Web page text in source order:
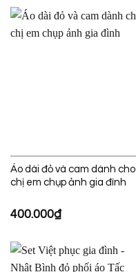
Áo dài đỏ và cam dành cho
chị em chụp ảnh gia đình
400.000₫